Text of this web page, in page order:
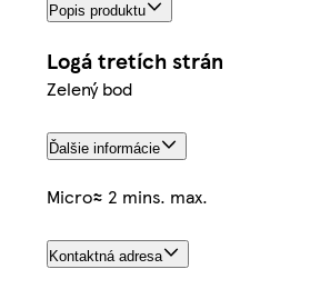
Popis produktu
Logá tretích strán
Zelený bod
Ďalšie informácie
Micro≈ 2 mins. max.
Kontaktná adresa